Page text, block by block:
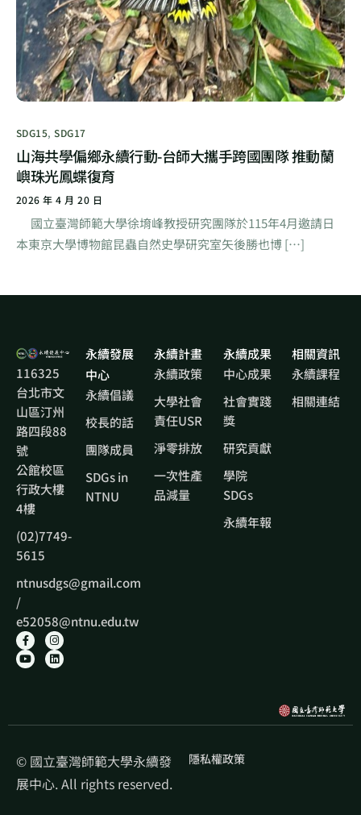
SDG15,SDG17
山海共學偏鄉永續行動-台師大攜手跨國團隊 推動蘭
嶼珠光鳳蝶復育
2026 年 4 月 20 日
國立臺灣師範大學徐堉峰教授研究團隊於115年4月邀請日
本東京大學博物館昆蟲自然史學研究室矢後勝也博 […]
116325
台北市文
山區汀州
路四段88
號
公館校區
行政大樓
4樓
(02)7749-
5615
ntnusdgs@gmail.com
/
e52058@ntnu.edu.tw
永續發展
中心
永續倡議
校長的話
團隊成員
SDGs in
NTNU
永續計畫
永續政策
大學社會
責任USR
淨零排放
一次性產
品減量
永續成果
中心成果
社會實踐
獎
研究貢獻
學院
SDGs
永續年報
相關資訊
永續課程
相關連結
© 國立臺灣師範大學永續發
展中心. All rights reserved.
隱私權政策